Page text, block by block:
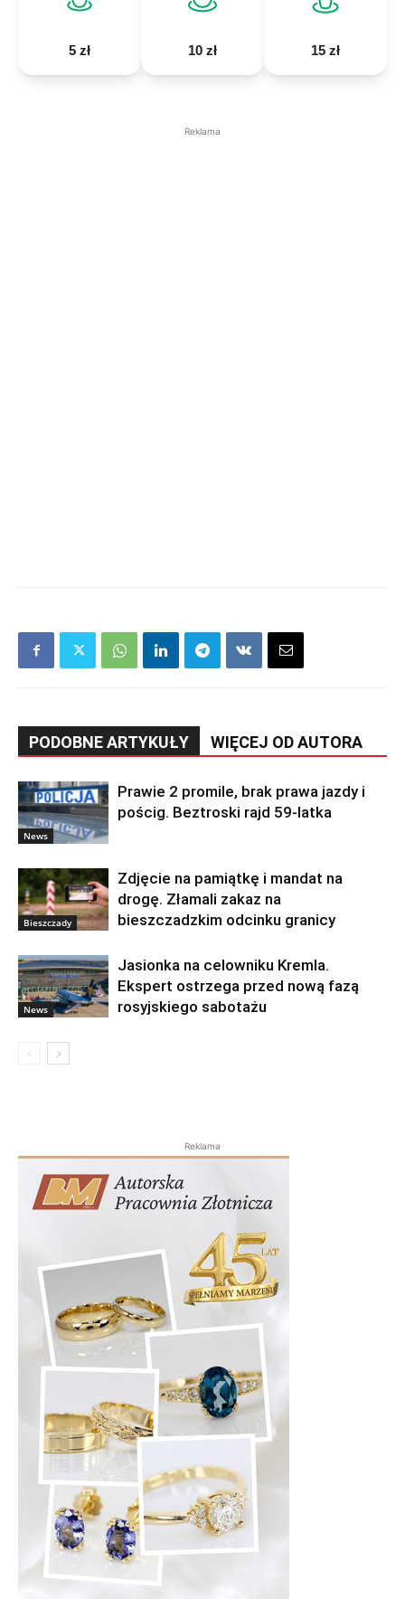
5 zł 10 zł 15 zł
Reklama
PODOBNE ARTYKUŁY WIĘCEJ OD AUTORA
News
Prawie 2 promile, brak prawa jazdy i
pościg. Beztroski rajd 59-latka
Bieszczady
Zdjęcie na pamiątkę i mandat na
drogę. Złamali zakaz na
bieszczadzkim odcinku granicy
News
Jasionka na celowniku Kremla.
Ekspert ostrzega przed nową fazą
rosyjskiego sabotażu
Reklama